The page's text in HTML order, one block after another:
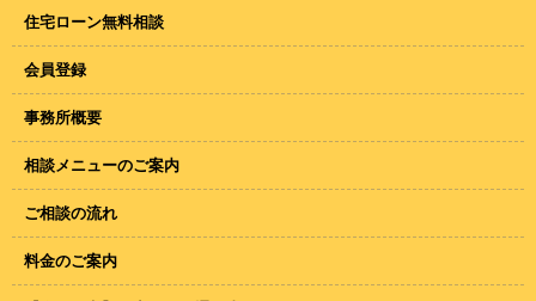
住宅ローン無料相談
会員登録
事務所概要
相談メニューのご案内
ご相談の流れ
料金のご案内